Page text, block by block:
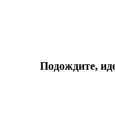
Подождите,